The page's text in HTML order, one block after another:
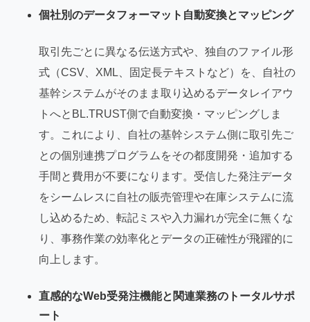
個社別のデータフォーマット自動変換とマッピング
取引先ごとに異なる伝送方式や、独自のファイル形
式（CSV、XML、固定長テキストなど）を、自社の
基幹システムがそのまま取り込めるデータレイアウ
トへとBL.TRUST側で自動変換・マッピングしま
す。これにより、自社の基幹システム側に取引先ご
との個別連携プログラムをその都度開発・追加する
手間と費用が不要になります。受信した発注データ
をシームレスに自社の販売管理や在庫システムに流
し込めるため、転記ミスや入力漏れが完全に無くな
り、事務作業の効率化とデータの正確性が飛躍的に
向上します。
直感的なWeb受発注機能と関連業務のトータルサポ
ート